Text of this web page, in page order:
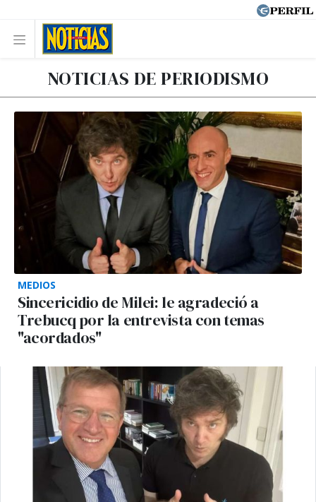
NOTICIAS DE PERIODISMO
MEDIOS
Sincericidio de Milei: le agradeció a
Trebucq por la entrevista con temas
"acordados"